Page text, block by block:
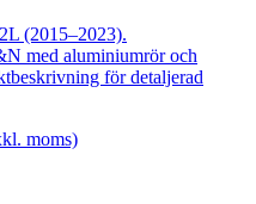
(2015–2023).
med aluminiumrör och
för detaljerad
moms)